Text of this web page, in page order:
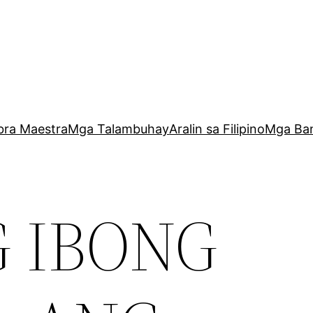
MaestraMga TalambuhayAralin sa FilipinoMga
IBONG